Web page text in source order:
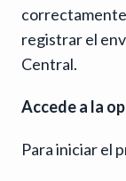
registrar el
Central.
Accede a la
Para iniciar el